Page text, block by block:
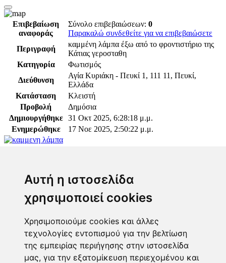
Αυτή η ιστοσελίδα
χρησιμοποιεί cookies
Χρησιμοποιούμε cookies και άλλες
τεχνολογίες εντοπισμού για την βελτίωση
της εμπειρίας περιήγησης στην ιστοσελίδα
μας, για την εξατομίκευση περιεχομένου και
Επιβεβαίωση
αναφοράς
Σύνολο επιβεβαιώσεων: 0
Παρακαλώ συνδεθείτε για να επιβεβαιώσετε
Περιγραφή
καμμένη λάμπα έξω από το φροντιστήριο της
Κάτιας γεροσταθη
Κατηγορία
Φωτισμός
Διεύθυνση
Αγία Κυριάκη - Πευκί 1, 111 11, Πευκί,
Ελλάδα
Κατάσταση
Κλειστή
Προβολή
Δημόσια
Δημιουργήθηκε
31 Οκτ 2025, 6:28:18 μ.μ.
Ενημερώθηκε
17 Νοε 2025, 2:50:22 μ.μ.
Επόπτης
Γεωργία Κωνσταντάγκα